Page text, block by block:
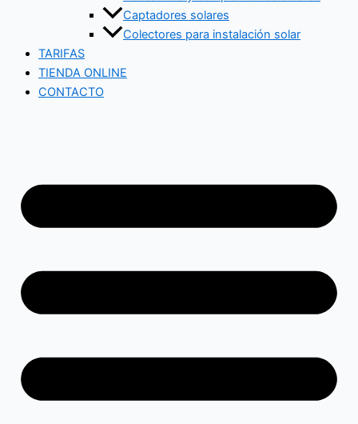
Captadores solares
Colectores para instalación solar
TARIFAS
TIENDA ONLINE
CONTACTO